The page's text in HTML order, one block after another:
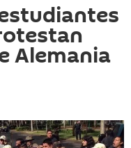
Alemania